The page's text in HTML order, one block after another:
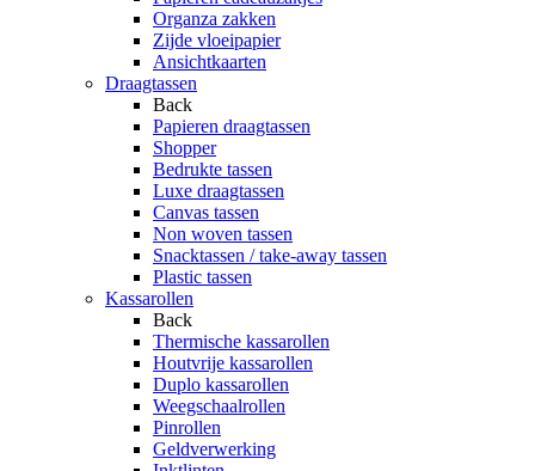
Organza zakken
Zijde vloeipapier
Ansichtkaarten
Draagtassen
Back
Papieren draagtassen
Shopper
Bedrukte tassen
Luxe draagtassen
Canvas tassen
Non woven tassen
Snacktassen / take-away tassen
Plastic tassen
Kassarollen
Back
Thermische kassarollen
Houtvrije kassarollen
Duplo kassarollen
Weegschaalrollen
Pinrollen
Geldverwerking